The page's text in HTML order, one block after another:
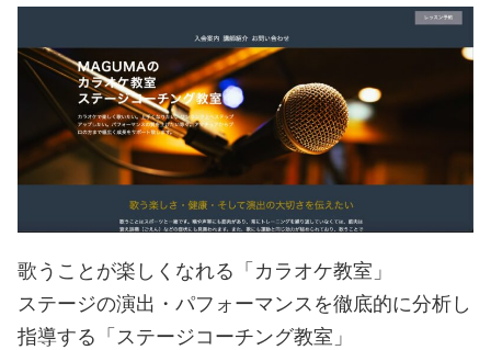
歌うことが楽しくなれる「カラオケ教室」
ステージの演出・パフォーマンスを徹底的に分析し
指導する「ステージコーチング教室」